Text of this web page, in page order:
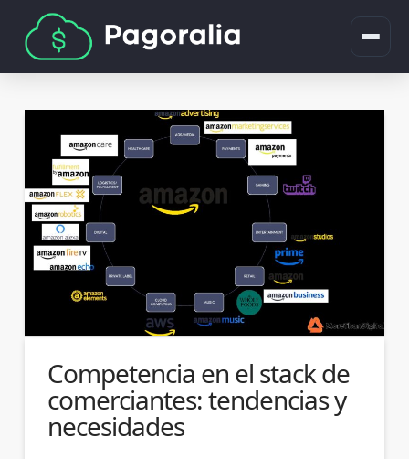
Competencia en el stack de
comerciantes: tendencias y
necesidades